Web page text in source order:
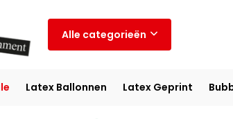
Alle categorieën
Latex Ballonnen Latex Geprint